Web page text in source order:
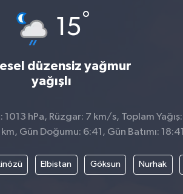
15°
düzensiz yağmur
yağışlı
1013 hPa, Rüzgar: 7 km/s, Toplam
Gün Doğumu: 6:41, Gün Batımı: 18:41
Elbistan Göksun Nurhak